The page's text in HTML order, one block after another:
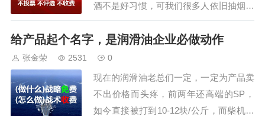
酒不是好习惯，可我们很多人依旧抽烟喝
酒；我们知道熬夜不对，可依旧刷抖音看
头条，不知不觉到了下半夜；明明知道喝
奶茶咖啡不健康，和减肥完全相悖，可喝
奶茶的却大部分是女性…这些还好，至少
我们知道正确与否，但在做产品时，我们
经常会遇到这…
给产品起个名字，是润滑油企业必做动作
张金荣 2531 0
现在的润滑油老总们一定，一定为产品卖
不出价格而头疼，前两年还高端的SP，
如今直接被打到10-12块/公斤，而柴机油